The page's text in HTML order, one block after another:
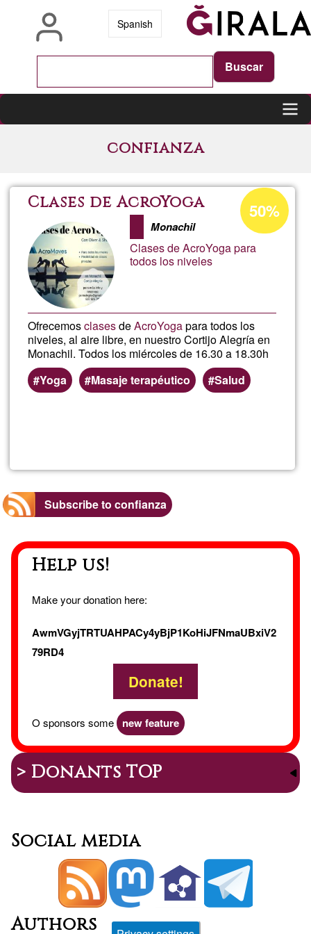
Spanish
confianza
Clases de AcroYoga
Monachil
Clases de AcroYoga para
todos los niveles
OfrecemosclasesdeAcroYogapara todos los
niveles, al aire libre, en nuestro Cortijo Alegría en
Monachil. Todos los miércoles de 16.30 a 18.30h
Yoga
Masaje terapéutico Salud
Acceptance
percentage
Ğ1
50%
Subscribe to confianza
Help us!
Make your donation here:
AwmVGyjTRTUAHPACy4yBjP1KoHiJFNmaUBxiV2
79RD4
Donate!
O sponsors some new feature
> Donants TOP
Social media
Authors